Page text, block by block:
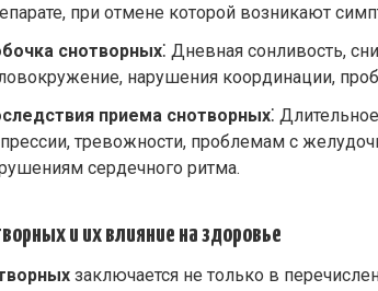
при отмене которой возникают
снотворных⁚ Дневная сонливость,
нарушения координации,
приема снотворных⁚
тревожности, проблемам с
сердечного ритма.
и их влияние на здоровье
заключается не только в